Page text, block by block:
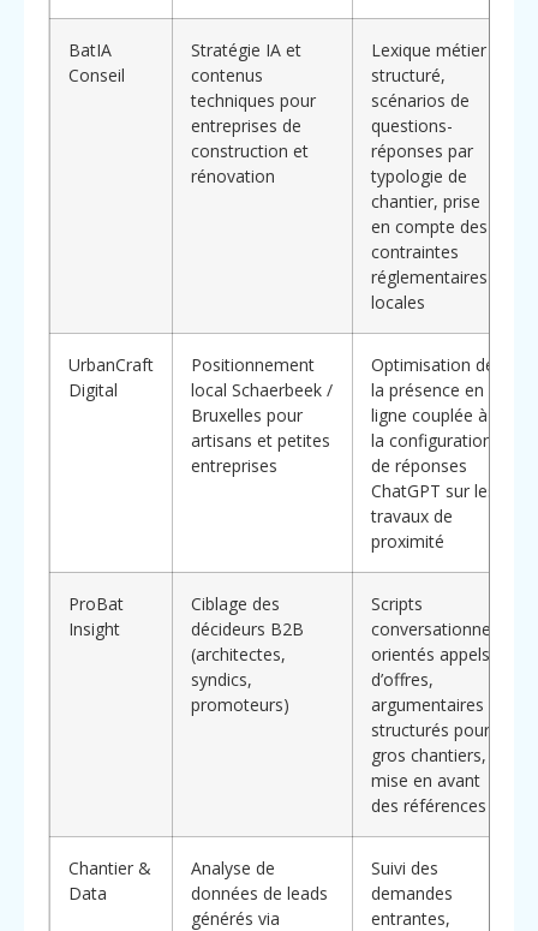
BatIA
Conseil
Stratégie IA et
contenus
techniques pour
entreprises de
construction et
rénovation
Lexique métier
structuré,
scénarios de
questions-
réponses par
typologie de
chantier, prise
en compte des
contraintes
réglementaires
locales
UrbanCraft
Digital
Positionnement
local Schaerbeek /
Bruxelles pour
artisans et petites
entreprises
Optimisation de
la présence en
ligne couplée à
la configuration
de réponses
ChatGPT sur les
travaux de
proximité
ProBat
Insight
Ciblage des
décideurs B2B
(architectes,
syndics,
promoteurs)
Scripts
conversationnels
orientés appels
d’offres,
argumentaires
structurés pour
gros chantiers,
mise en avant
des références
Chantier &
Data
Analyse de
données de leads
générés via
Suivi des
demandes
entrantes,